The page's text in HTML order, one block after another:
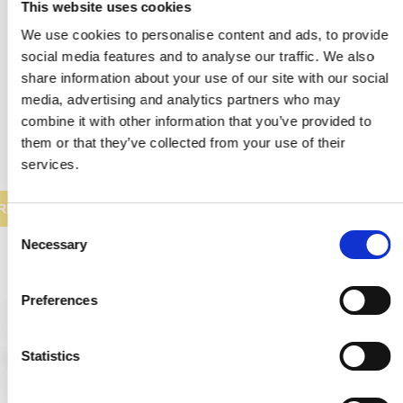
This website uses cookies
We use cookies to personalise content and ads, to provide
social media features and to analyse our traffic. We also
share information about your use of our site with our social
media, advertising and analytics partners who may
combine it with other information that you’ve provided to
them or that they’ve collected from your use of their
services.
C
Necessary
Preferences
Statistics
1.874,00 SEK
937,00 SEK
VISA PRODUKTEN